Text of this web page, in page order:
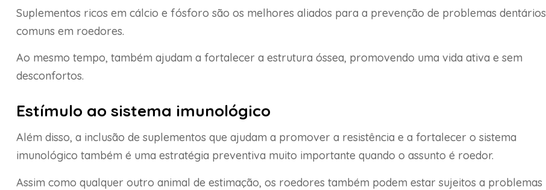
Suplementos ricos em cálcio e fósforo são os melhores aliados para a prevenção de problemas dentários
comuns em roedores.
Ao mesmo tempo, também ajudam a fortalecer a estrutura óssea, promovendo uma vida ativa e sem
desconfortos.
Estímulo ao sistema imunológico
Além disso, a inclusão de suplementos que ajudam a promover a resistência e a fortalecer o sistema
imunológico também é uma estratégia preventiva muito importante quando o assunto é roedor.
Assim como qualquer outro animal de estimação, os roedores também podem estar sujeitos a problemas